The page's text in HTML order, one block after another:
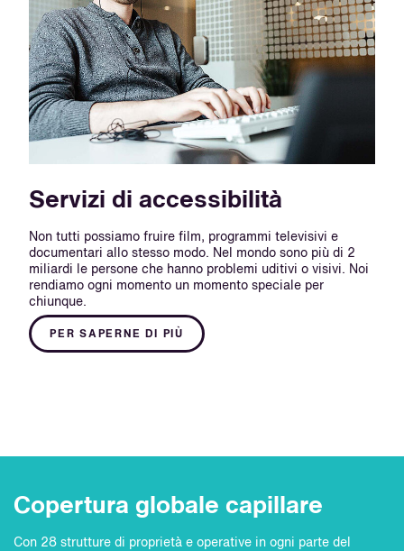
Servizi di accessibilità
Non tutti possiamo fruire film, programmi televisivi e
documentari allo stesso modo. Nel mondo sono più di 2
miliardi le persone che hanno problemi uditivi o visivi. Noi
rendiamo ogni momento un momento speciale per
chiunque.
PER SAPERNE DI PIÙ
Copertura globale capillare
Con 28 strutture di proprietà e operative in ogni parte del